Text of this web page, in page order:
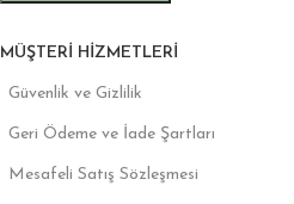
MÜŞTERI HIZMETLERI
Güvenlik ve Gizlilik
Geri Ödeme ve İade Şartları
Mesafeli Satış Sözleşmesi